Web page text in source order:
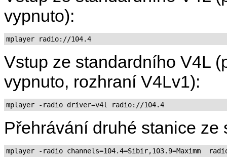
vypnuto):
mplayer radio://104.4
Vstup ze standardního V4L
vypnuto, rozhraní V4Lv1):
mplayer -radio driver=v4l radio://104.4
Přehrávání druhé stanice ze
mplayer -radio channels=104.4=Sibir,103.9=Maximm